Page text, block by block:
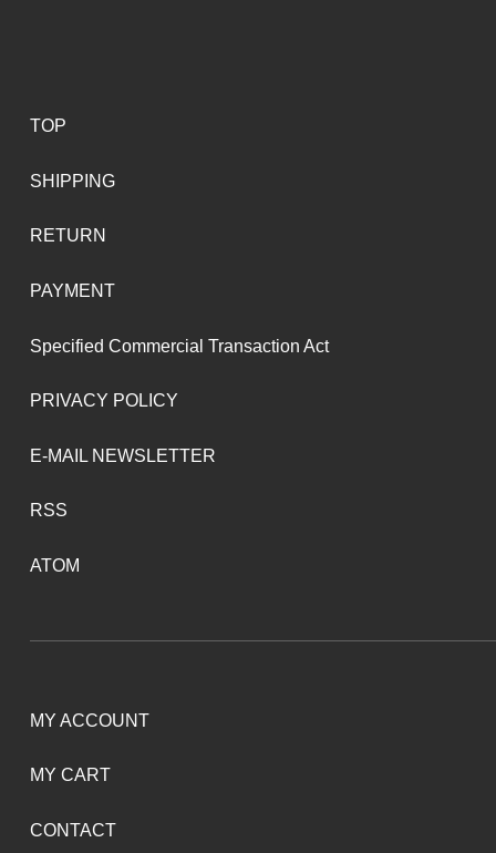
TOP
SHIPPING
RETURN
PAYMENT
Specified Commercial Transaction Act
PRIVACY POLICY
E-MAIL NEWSLETTER
RSS
ATOM
MY ACCOUNT
MY CART
CONTACT